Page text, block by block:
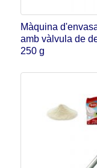
Màquina
amb vàlvula de
250 g